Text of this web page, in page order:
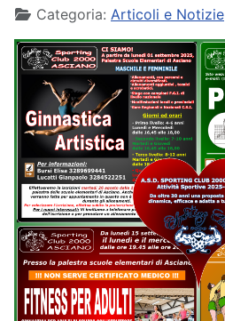
Categoria: Articoli e Notizie